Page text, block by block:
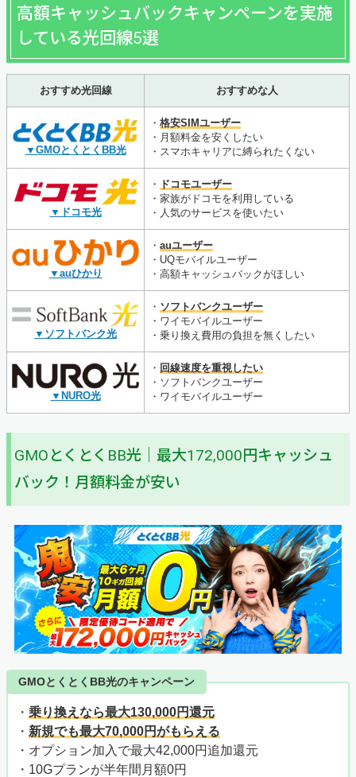
高額キャッシュバックキャンペーンを実施
している光回線5選
おすすめ光回線 おすすめな人
▼GMOとくとくBB光
・ 格安SIMユーザー
・月額料金を安くしたい
・スマホキャリアに縛られたくない
▼ドコモ光
・
ドコモユーザー
・家族がドコモを利用している
・人気のサービスを使いたい
▼auひかり
・ auユーザー
・UQモバイルユーザー
・高額キャッシュバックがほしい
▼ソフトバンク光
・ ソフトバンクユーザー
・ワイモバイルユーザー
・乗り換え費用の負担を無くしたい
▼NURO光
・ 回線速度を重視したい
・ソフトバンクユーザー
・ワイモバイルユーザー
GMOとくとくBB光｜最大172,000円キャッシュ
バック！月額料金が安い
GMOとくとくBB光のキャンペーン
・ 乗り換えなら最大130,000円還元
・ 新規でも最大70,000円がもらえる
・オプション加入で最大42,000円追加還元
・10Gプランが半年間月額0円